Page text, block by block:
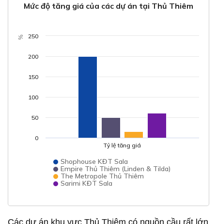
%
Mức độ tăng giá của các dự án tại Thủ Thiêm
Shophouse KĐT Sala
Empire Thủ Thiêm (Linden & Tilda)
The Metropole Thủ Thiêm
Sarimi KĐT Sala
Tỷ lệ tăng giá
0
50
100
150
200
250
Các dự án khu vực Thủ Thiêm có nguồn cầu rất lớn